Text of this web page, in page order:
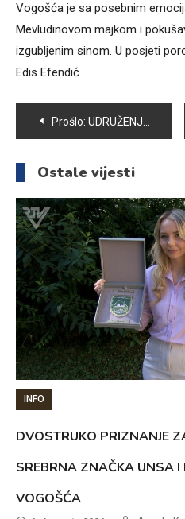
Vogošća je sa posebnim
Mevludinovom majkom i
izgubljenim sinom. U posjeti
Edis Efendić.
Navigacija
članaka
Prošlo: UDRUŽENJE BORACA “BOSNAE ZELENE BERETKE” VOGOŠĆA ODRŽALO REDOVNU IZVJEŠTAJNU SKUPŠTINU
Ostale vijesti
INFO
DVOSTRUKO PRIZNANJE
SREBRNA ZNAČKA UNSA I
VOGOŠĆA